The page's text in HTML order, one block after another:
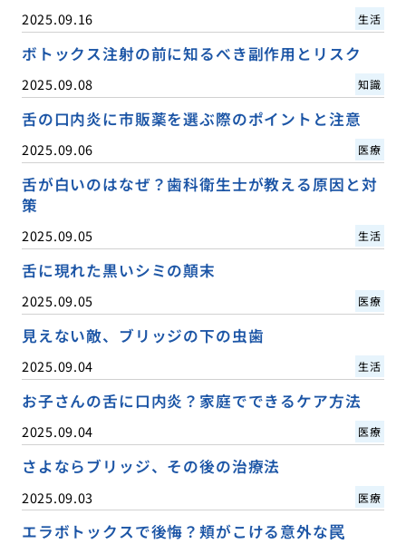
2025.09.16 生活
ボトックス注射の前に知るべき副作用とリスク
2025.09.08 知識
舌の口内炎に市販薬を選ぶ際のポイントと注意
2025.09.06 医療
舌が白いのはなぜ？歯科衛生士が教える原因と対
策
2025.09.05 生活
舌に現れた黒いシミの顛末
2025.09.05 医療
見えない敵、ブリッジの下の虫歯
2025.09.04 生活
お子さんの舌に口内炎？家庭でできるケア方法
2025.09.04 医療
さよならブリッジ、その後の治療法
2025.09.03 医療
エラボトックスで後悔？頬がこける意外な罠